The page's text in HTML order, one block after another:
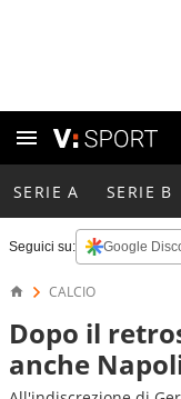
SERIE A SERIE B
Seguici su: Google
CALCIO
Dopo il
anche